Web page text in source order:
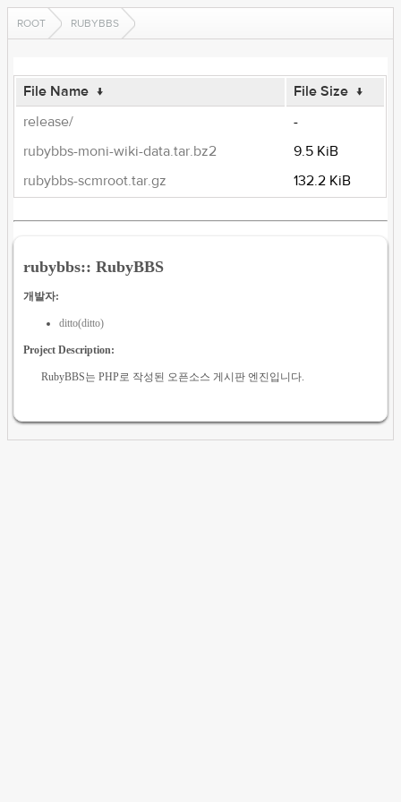
ROOT RUBYBBS
File Name ↓ File Size ↓
release/
-
rubybbs-moni-wiki-data.tar.bz2
9.5 KiB
rubybbs-scmroot.tar.gz
132.2 KiB
rubybbs:: RubyBBS
개발자:
ditto(ditto)
Project Description:
RubyBBS는 PHP로 작성된 오픈소스 게시판 엔진입니다.